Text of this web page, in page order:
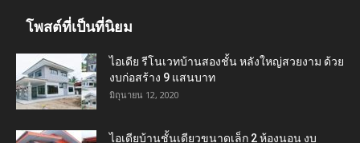
โพสต์ที่เป็นที่นิยม
ไอเดีย รีโนเวทบ้านสองชั้น หลังใหญ่สวยงาม ด้วย
งบก่อสร้าง 9 แสนบาท
มิถุนายน 12, 2020
ไอเดียบ้านชั้นเดียวขนาดเล็ก 2 ห้องนอน งบ